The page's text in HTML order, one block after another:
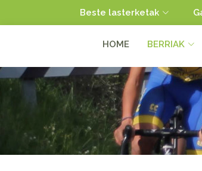
Beste lasterketak
HOME BERRIAK